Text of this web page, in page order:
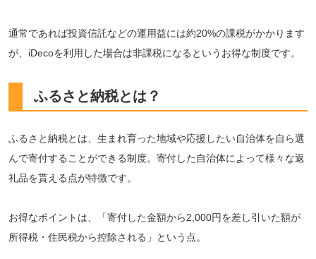
通常であれば投資信託などの運用益には約20%の課税がかかります
が、iDecoを利用した場合は非課税になるというお得な制度です。
ふるさと納税とは？
ふるさと納税とは、生まれ育った地域や応援したい自治体を自ら選
んで寄付することができる制度。寄付した自治体によって様々な返
礼品を貰える点が特徴です。
お得なポイントは、「寄付した金額から2,000円を差し引いた額が
所得税・住民税から控除される」という点。